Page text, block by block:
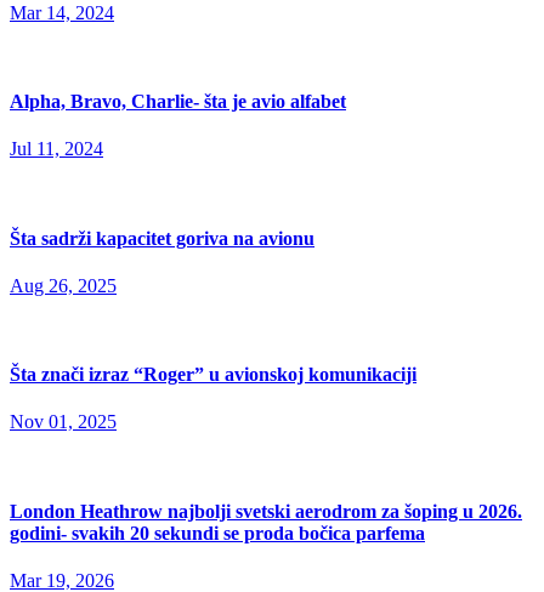
Mar 14, 2024
Alpha, Bravo, Charlie- šta je avio alfabet
Jul 11, 2024
Šta sadrži kapacitet goriva na avionu
Aug 26, 2025
Šta znači izraz “Roger” u avionskoj komunikaciji
Nov 01, 2025
London Heathrow najbolji svetski aerodrom za šoping u 2026.
godini- svakih 20 sekundi se proda bočica parfema
Mar 19, 2026